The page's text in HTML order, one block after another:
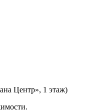
Центр», 1 этаж)